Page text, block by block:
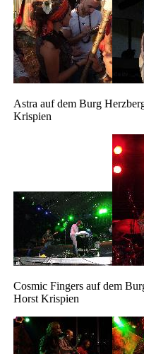
Astra auf dem Burg
Krispien
Cosmic Fingers auf dem
Horst Krispien